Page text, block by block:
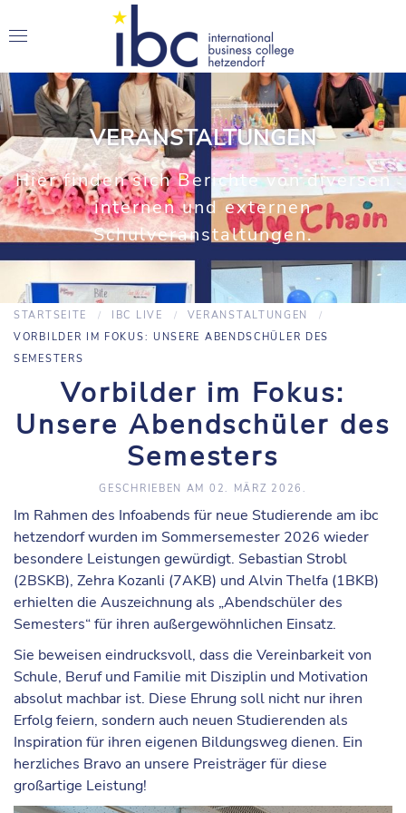
VERANSTALTUNGEN
Hier finden sich Berichte von diversen
internen und externen
Schulveranstaltungen.
STARTSEITE IBC LIVE
VERANSTALTUNGEN
VORBILDER IM FOKUS: UNSERE ABENDSCHÜLER DES
SEMESTERS
Vorbilder im Fokus:
Unsere Abendschüler des
Semesters
GESCHRIEBEN AM 02. MÄRZ 2026 .
Im Rahmen des Infoabends für neue Studierende am ibc
hetzendorf wurden im Sommersemester 2026 wieder
besondere Leistungen gewürdigt. Sebastian Strobl
(2BSKB), Zehra Kozanli (7AKB) und Alvin Thelfa (1BKB)
erhielten die Auszeichnung als „Abendschüler des
Semesters“ für ihren außergewöhnlichen Einsatz.
Sie beweisen eindrucksvoll, dass die Vereinbarkeit von
Schule, Beruf und Familie mit Disziplin und Motivation
absolut machbar ist. Diese Ehrung soll nicht nur ihren
Erfolg feiern, sondern auch neuen Studierenden als
Inspiration für ihren eigenen Bildungsweg dienen. Ein
herzliches Bravo an unsere Preisträger für diese
großartige Leistung!